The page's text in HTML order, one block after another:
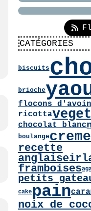
CATÉGORIES
biscuits
brioche
flocons
ricotta
chocolat blanc
boulange
recette
framboises
petits
cakepain
noix de